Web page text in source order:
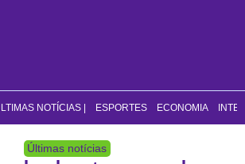
NOTÍCIAS | ESPORTES ECONOMIA
Últimas notícias